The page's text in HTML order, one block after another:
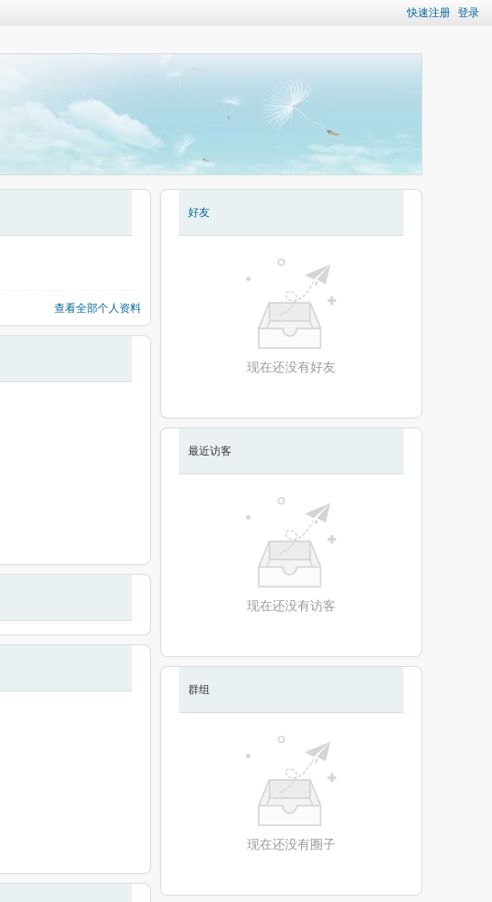
快速注册 登录
查看全部个人资料
好友
现在还没有好友
最近访客
现在还没有访客
群组
现在还没有圈子